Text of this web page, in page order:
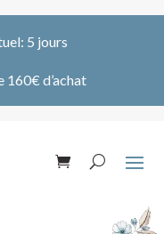
5 jours
d’achat